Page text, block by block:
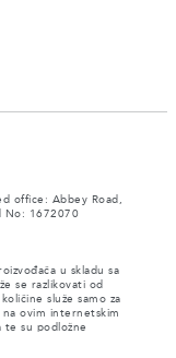
office: Abbey Road,
No: 1672070
u skladu sa
se razlikovati od
služe samo za
ovim internetskim
te su podložne